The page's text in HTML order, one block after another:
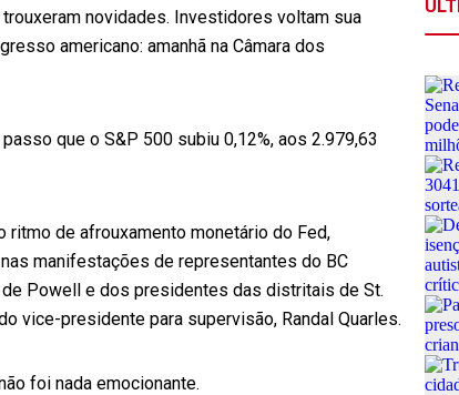
novidades. Investidores voltam sua
americano: amanhã na Câmara dos
que o S&P 500 subiu 0,12%, aos 2.979,63
de afrouxamento monetário do Fed,
manifestações de representantes do BC
Powell e dos presidentes das distritais de St.
vice-presidente para supervisão, Randal Quarles.
foi nada emocionante.